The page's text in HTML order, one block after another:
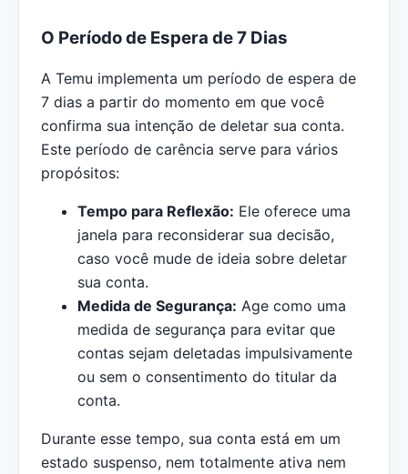
O Período de Espera de 7 Dias
A Temu implementa um período de espera de
7 dias a partir do momento em que você
confirma sua intenção de deletar sua conta.
Este período de carência serve para vários
propósitos:
Tempo para Reflexão: Ele oferece uma
janela para reconsiderar sua decisão,
caso você mude de ideia sobre deletar
sua conta.
Medida de Segurança: Age como uma
medida de segurança para evitar que
contas sejam deletadas impulsivamente
ou sem o consentimento do titular da
conta.
Durante esse tempo, sua conta está em um
estado suspenso, nem totalmente ativa nem